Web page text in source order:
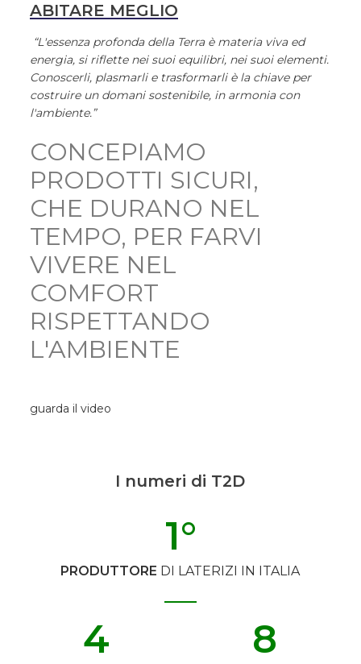
ABITARE MEGLIO
“L'essenza profonda della Terra è materia viva ed
energia, si riflette nei suoi equilibri, nei suoi elementi.
Conoscerli, plasmarli e trasformarli è la chiave per
costruire un domani sostenibile, in armonia con
l'ambiente.”
CONCEPIAMO
PRODOTTI SICURI,
CHE DURANO NEL
TEMPO, PER FARVI
VIVERE NEL
COMFORT
RISPETTANDO
L'AMBIENTE
guarda il video
I numeri di T2D
PRODUTTORE DI LATERIZI IN ITALIA
1°
4 8